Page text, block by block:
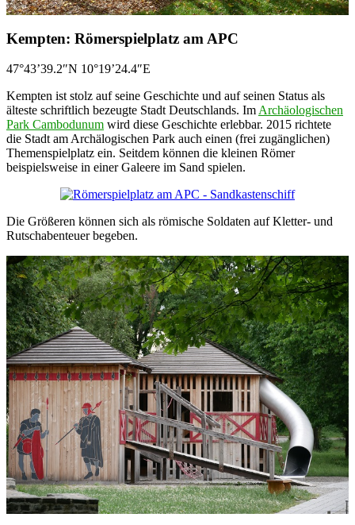
Kempten: Römerspielplatz am APC
47°43’39.2″N 10°19’24.4″E
Kempten ist stolz auf seine Geschichte und auf seinen Status als
älteste schriftlich bezeugte Stadt Deutschlands. Im Archäologischen
Park Cambodunum wird diese Geschichte erlebbar. 2015 richtete
die Stadt am Archälogischen Park auch einen (frei zugänglichen)
Themenspielplatz ein. Seitdem können die kleinen Römer
beispielsweise in einer Galeere im Sand spielen.
Die Größeren können sich als römische Soldaten auf Kletter- und
Rutschabenteuer begeben.